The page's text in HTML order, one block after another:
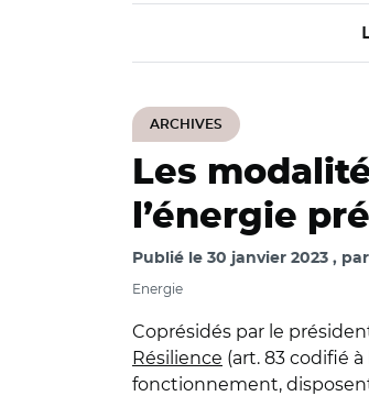
ARCHIVES
Les
l’énergie
Publié le 30 janvier 2023 par
Energie
Coprésidés par le
Résilience (art. 83 codifié
fonctionnement,